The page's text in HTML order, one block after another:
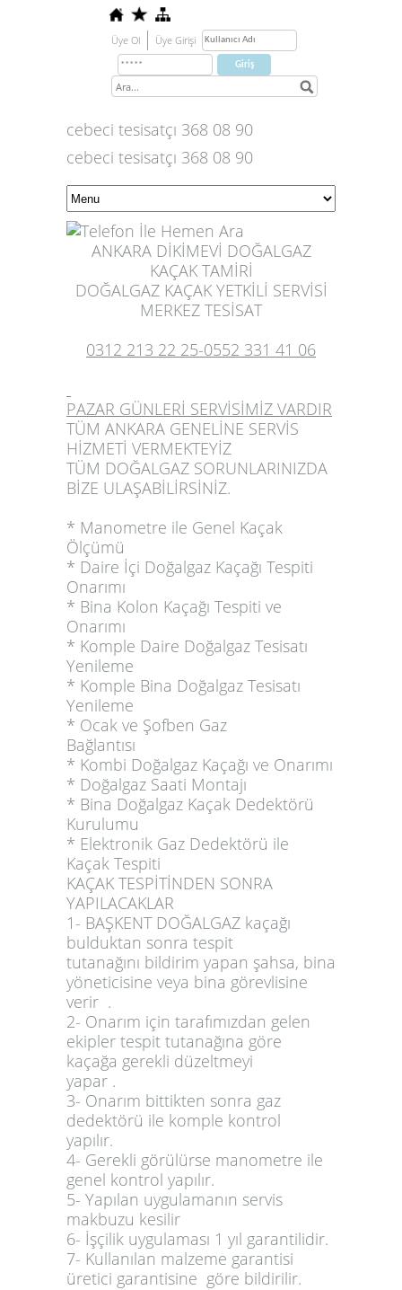
Üye Ol Üye Girişi
cebeci tesisatçı 368 08 90
cebeci tesisatçı 368 08 90
ANKARA DİKİMEVİ DOĞALGAZ
KAÇAK TAMİRİ
DOĞALGAZ KAÇAK YETKİLİ SERVİSİ
MERKEZ TESİSAT
0312 213 22 25-0552 331 41 06
PAZAR GÜNLERİ SERVİSİMİZ VARDIR
TÜM ANKARA GENELİNE SERVİS
HİZMETİ VERMEKTEYİZ
TÜM DOĞALGAZ SORUNLARINIZDA
BİZE ULAŞABİLİRSİNİZ.
* Manometre ile Genel Kaçak
Ölçümü
* Daire İçi Doğalgaz Kaçağı Tespiti
Onarımı
* Bina Kolon Kaçağı Tespiti ve
Onarımı
* Komple Daire Doğalgaz Tesisatı
Yenileme
* Komple Bina Doğalgaz Tesisatı
Yenileme
* Ocak ve Şofben Gaz
Bağlantısı
* Kombi Doğalgaz Kaçağı ve Onarımı
* Doğalgaz Saati Montajı
* Bina Doğalgaz Kaçak Dedektörü
Kurulumu
* Elektronik Gaz Dedektörü ile
Kaçak Tespiti
KAÇAK TESPİTİNDEN SONRA
YAPILACAKLAR
1- BAŞKENT DOĞALGAZ kaçağı
bulduktan sonra tespit
tutanağını bildirim yapan şahsa, bina
yöneticisine veya bina görevlisine
verir .
2- Onarım için tarafımızdan gelen
ekipler tespit tutanağına göre
kaçağa gerekli düzeltmeyi
yapar .
3- Onarım bittikten sonra gaz
dedektörü ile komple kontrol
yapılır.
4- Gerekli görülürse manometre ile
genel kontrol yapılır.
5- Yapılan uygulamanın servis
makbuzu kesilir
6- İşçilik uygulaması 1 yıl garantilidir.
7- Kullanılan malzeme garantisi
üretici garantisine göre bildirilir.